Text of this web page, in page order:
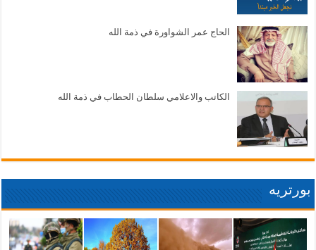
الحاج عمر الشواورة في ذمة الله
الكاتب والاعلامي سلطان الحطاب في ذمة الله
بورتريه